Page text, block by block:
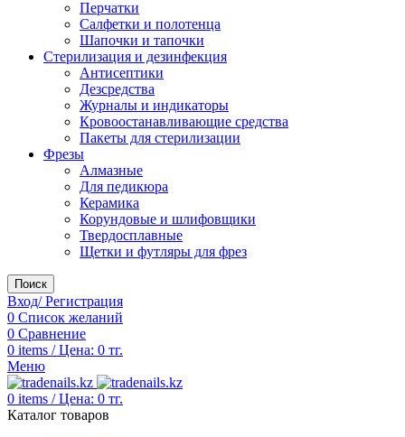
Перчатки
Салфетки и полотенца
Шапочки и тапочки
Стерилизация и дезинфекция
Антисептики
Дезсредства
Журналы и индикаторы
Кровоостанавливающие средства
Пакеты для стерилизации
Фрезы
Алмазные
Для педикюра
Керамика
Корундовые и шлифовщики
Твердосплавные
Щетки и футляры для фрез
Поиск
Вход/ Регистрация
0 Список желаний
0 Сравнение
0 items / Цена: 0 тг.
Меню
0 items / Цена: 0 тг.
Каталог товаров